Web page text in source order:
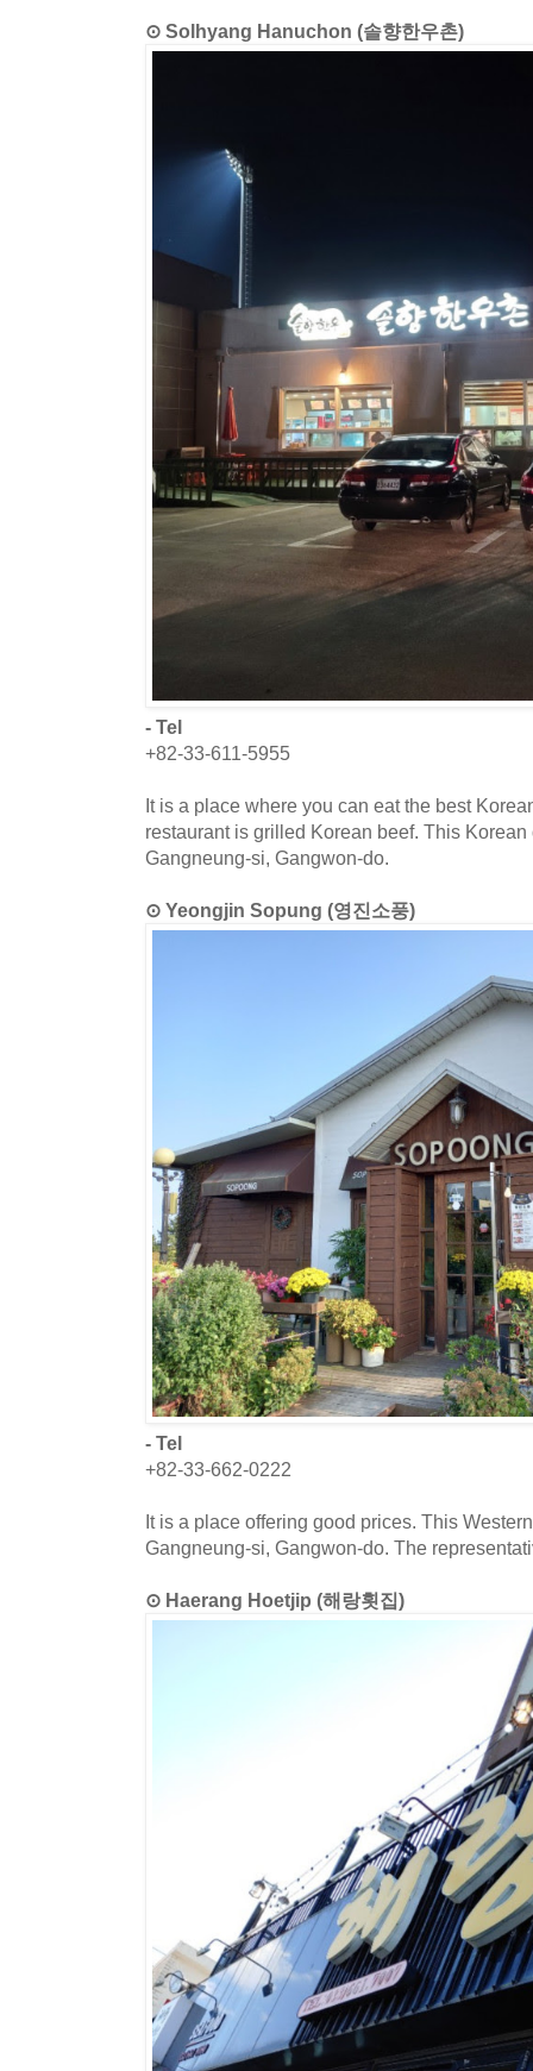
⊙ Solhyang Hanuchon (솔향한우촌)
- Tel
+82-33-611-5955
It is a place where you can eat the best
restaurant is grilled Korean beef. This
Gangneung-si, Gangwon-do.
⊙ Yeongjin Sopung (영진소풍)
- Tel
+82-33-662-0222
It is a place offering good prices. This
Gangneung-si, Gangwon-do. The
⊙ Haerang Hoetjip (해랑횟집)